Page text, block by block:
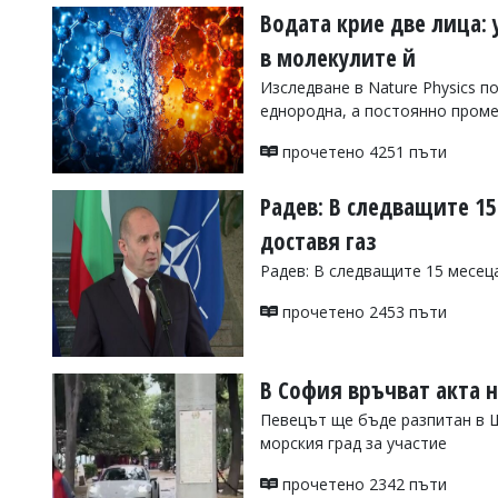
Водата крие две лица:
в молекулите й
Изследване в Nature Physics
еднородна, а постоянно
прочетено 4251 пъти
Радев: В следващите
доставя газ
Радев: В следващите 15
прочетено 2453 пъти
В София връчват акта
Певецът ще бъде разпитан в
морския град за участие
прочетено 2342 пъти